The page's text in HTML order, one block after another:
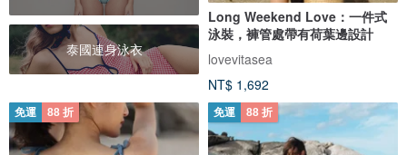
泰國連身泳衣
Long Weekend Love：一件式
泳裝，褲管處帶有荷葉邊設計
lovevitasea
NT$ 1,692
免運 88 折 免運 88 折